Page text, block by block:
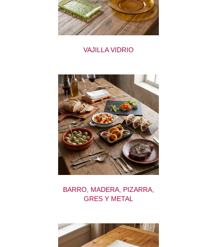
VAJILLA VIDRIO
BARRO, MADERA, PIZARRA,
GRES Y METAL